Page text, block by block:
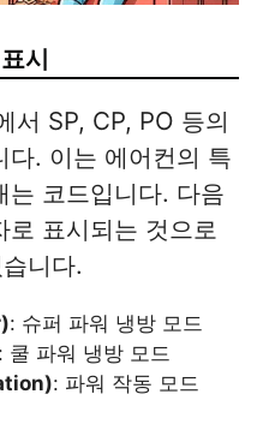
시
서 SP, CP, PO 등의
다. 이는 에어컨의 특
는 코드입니다. 다음
로 표시되는 것으로
니다.
: 슈퍼 파워 냉방 모드
: 쿨 파워 냉방 모드
: 파워 작동 모드